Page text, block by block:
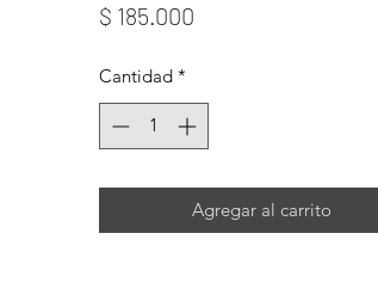
$ 185.000Precio
Cantidad *
Agregar al carrito